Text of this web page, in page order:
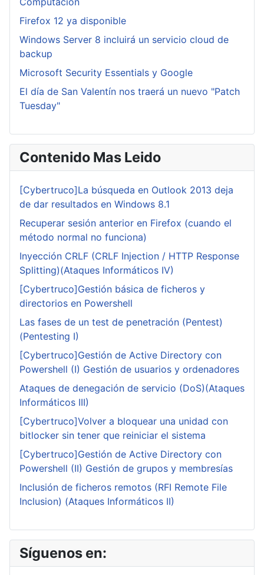
Firefox 12 ya disponible
Windows Server 8 incluirá un servicio cloud de
backup
Microsoft Security Essentials y Google
El día de San Valentín nos traerá un nuevo "Patch
Tuesday"
Contenido Mas Leido
[Cybertruco]La búsqueda en Outlook 2013 deja
de dar resultados en Windows 8.1
Recuperar sesión anterior en Firefox (cuando el
método normal no funciona)
Inyección CRLF (CRLF Injection / HTTP Response
Splitting)(Ataques Informáticos IV)
[Cybertruco]Gestión básica de ficheros y
directorios en Powershell
Las fases de un test de penetración (Pentest)
(Pentesting I)
[Cybertruco]Gestión de Active Directory con
Powershell (I) Gestión de usuarios y ordenadores
Ataques de denegación de servicio (DoS)(Ataques
Informáticos III)
[Cybertruco]Volver a bloquear una unidad con
bitlocker sin tener que reiniciar el sistema
[Cybertruco]Gestión de Active Directory con
Powershell (II) Gestión de grupos y membresías
Inclusión de ficheros remotos (RFI Remote File
Inclusion) (Ataques Informáticos II)
Síguenos en: